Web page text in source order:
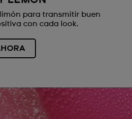
para transmitir buen
con cada look.